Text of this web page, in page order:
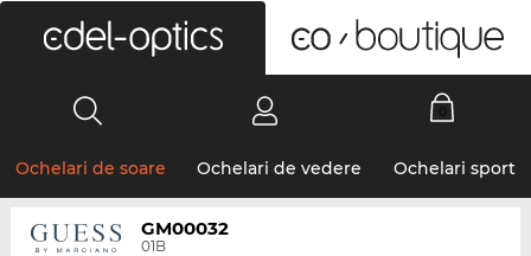
Ochelari de soare Ochelari de vedere Ochelari sport
GM00032
01B